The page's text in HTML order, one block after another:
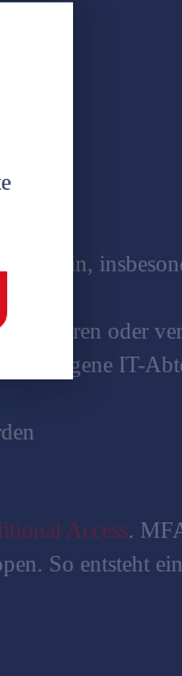
sein,
oder
eigene IT-
Access.
So entsteht